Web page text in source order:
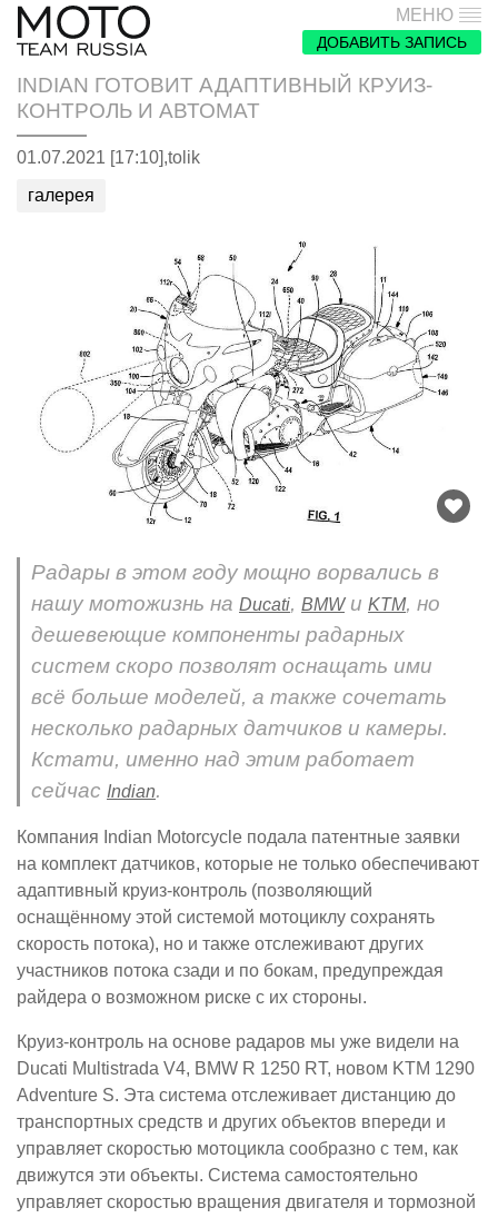
МЕНЮ
ДОБАВИТЬ ЗАПИСЬ
INDIAN ГОТОВИТ АДАПТИВНЫЙ КРУИЗ-
КОНТРОЛЬ И АВТОМАТ
01.07.2021 [17:10],tolik
галерея
Радары в этом году мощно ворвались в
нашу мотожизнь на Ducati, BMWи KTM, но
дешевеющие компоненты радарных
систем скоро позволят оснащать ими
всё больше моделей, а также сочетать
несколько радарных датчиков и камеры.
Кстати, именно над этим работает
сейчас Indian.
Компания Indian Motorcycle подала патентные заявки
на комплект датчиков, которые не только обеспечивают
адаптивный круиз-контроль (позволяющий
оснащённому этой системой мотоциклу сохранять
скорость потока), но и также отслеживают других
участников потока сзади и по бокам, предупреждая
райдера о возможном риске с их стороны.
Круиз-контроль на основе радаров мы уже видели на
Ducati Multistrada V4, BMW R 1250 RT, новом KTM 1290
Adventure S. Эта система отслеживает дистанцию до
транспортных средств и других объектов впереди и
управляет скоростью мотоцикла сообразно с тем, как
движутся эти объекты. Система самостоятельно
управляет скоростью вращения двигателя и тормозной